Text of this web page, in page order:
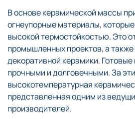
В основе керамической массы
огнеупорные материалы,
высокой термостойкостью. Это
промышленных проектов, а также
декоративной керамики.
прочными и долговечными. За
высокотемпературная
представленная одним из
производителей.